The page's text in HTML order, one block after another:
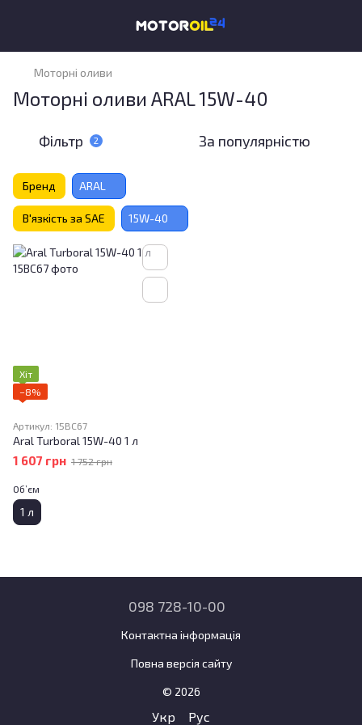
Моторні оливи
Моторні оливи ARAL 15W-40
Фільтр 2 За популярністю
Бренд ARAL
В'язкість за SAE 15W-40
Хіт
−8%
Артикул: 15BC67
Aral Turboral 15W-40 1 л
1 607 грн 1 752 грн
Об’єм
1 л
098 728-10-00
Контактна інформація
Повна версія сайту
© 2026
Укр Рус